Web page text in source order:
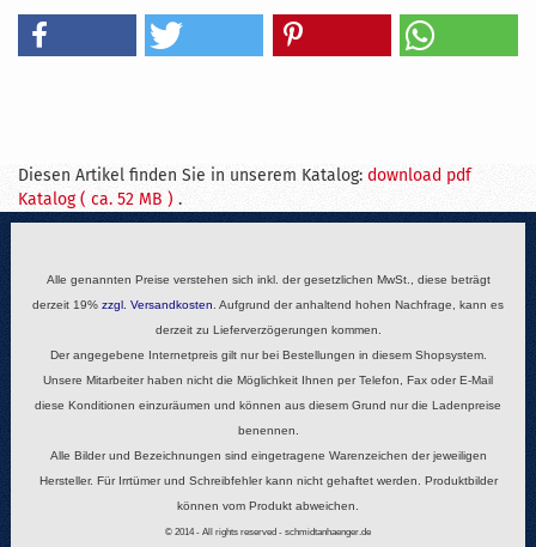
Diesen Artikel finden Sie in unserem Katalog: download pdf
Katalog ( ca. 52 MB ) .
Alle genannten Preise verstehen sich inkl. der gesetzlichen MwSt., diese beträgt
derzeit 19% zzgl. Versandkosten . Aufgrund der anhaltend hohen Nachfrage, kann es
derzeit zu Lieferverzögerungen kommen.
Der angegebene Internetpreis gilt nur bei Bestellungen in diesem Shopsystem.
Unsere Mitarbeiter haben nicht die Möglichkeit Ihnen per Telefon, Fax oder E-Mail
diese Konditionen einzuräumen und können aus diesem Grund nur die Ladenpreise
benennen.
Alle Bilder und Bezeichnungen sind eingetragene Warenzeichen der jeweiligen
Hersteller. Für Irrtümer und Schreibfehler kann nicht gehaftet werden. Produktbilder
können vom Produkt abweichen.
© 2014 - All rights reserved - schmidtanhaenger.de